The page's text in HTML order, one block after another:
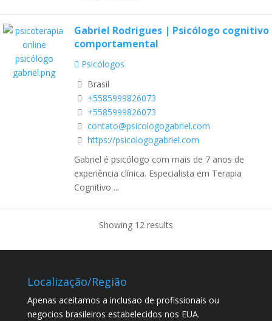
Gabriel Rodrigues | Psicólogo cognitivo
comportamental
Psicólogos
Brasil
+5585999826073
+5585999826073
contato@psicologogabriel.com
https://psicologogabriel.com
Gabriel é psicólogo com mais de 7 anos de
experiência clínica. Especialista em Terapia
Cognitivo ...
Showing 12 results
Localização/Região
Apenas aceitamos a inclusao de profissionais ou
negocios brasileiros estabelecidos nos EUA.